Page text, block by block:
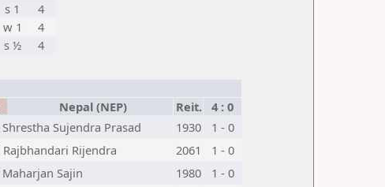
s 1
4
w 1
4
s ½ 4
Nepal (NEP) Reit. 4 : 0
Shrestha Sujendra Prasad 1930
1 - 0
Rajbhandari Rijendra 2061
1 - 0
Maharjan Sajin 1980
1 - 0